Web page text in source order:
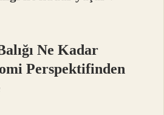
Ne Kadar
Perspektifinden